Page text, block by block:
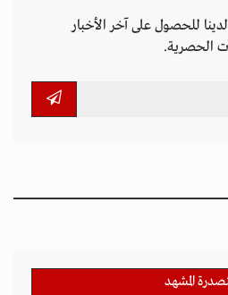
للحصول على آخر الأخبار
الحصرية.
المشهد